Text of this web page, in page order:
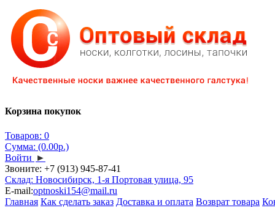
Корзина покупок
Товаров: 0
Сумма: (0.00р.)
Войти ►
Звоните: +7 (913) 945-87-41
Склад: Новосибирск, 1-я Портовая улица, 95
E-mail:optnoski154@mail.ru
Главная Как сделать заказ Доставка и оплата Возврат товара